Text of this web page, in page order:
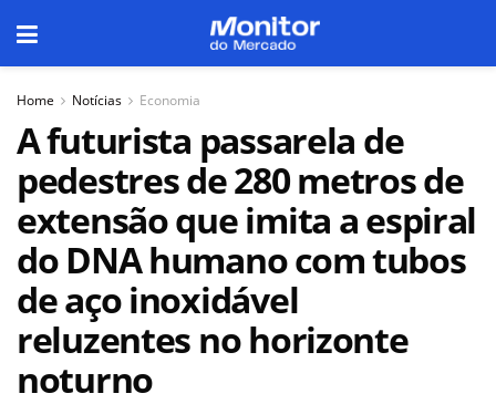
Home Notícias Economia
A futurista passarela de
pedestres de 280 metros de
extensão que imita a espiral
do DNA humano com tubos
de aço inoxidável
reluzentes no horizonte
noturno